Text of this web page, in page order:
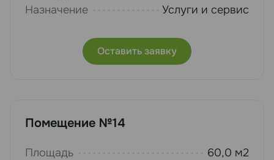
Назначение
Услуги и сервис
Оставить заявку
Помещение №14
Площадь
60,0 м2